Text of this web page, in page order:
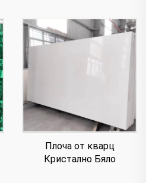
Плоча от кварц
Кристално Бяло